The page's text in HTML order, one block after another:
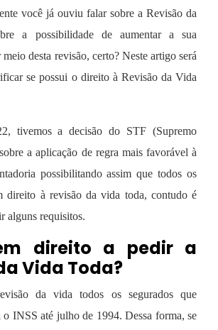
você já ouviu falar sobre a Revisão da
a possibilidade de aumentar a sua
desta revisão, certo? Neste artigo será
se possui o direito à Revisão da Vida
tivemos a decisão do STF (Supremo
aaplicação de regra mais favorável à
possibilitando assim que todos os
direito à revisão da vida toda, contudo é
alguns requisitos.
direito a pedir a
Vida Toda?
da vida todos os segurados que
INSS até julho de 1994. Dessa forma, se